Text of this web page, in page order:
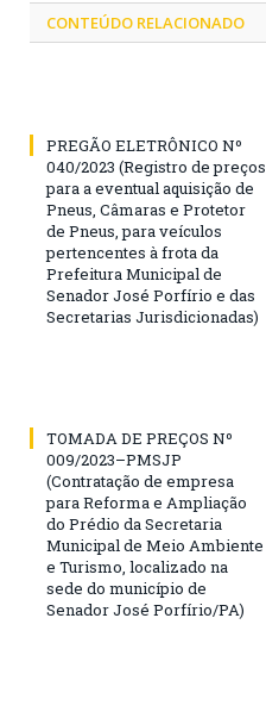
CONTEÚDO RELACIONADO
PREGÃO ELETRÔNICO Nº
040/2023 (Registro de preços
para a eventual aquisição de
Pneus, Câmaras e Protetor
de Pneus, para veículos
pertencentes à frota da
Prefeitura Municipal de
Senador José Porfírio e das
Secretarias Jurisdicionadas)
TOMADA DE PREÇOS Nº
009/2023–PMSJP
(Contratação de empresa
para Reforma e Ampliação
do Prédio da Secretaria
Municipal de Meio Ambiente
e Turismo, localizado na
sede do município de
Senador José Porfírio/PA)